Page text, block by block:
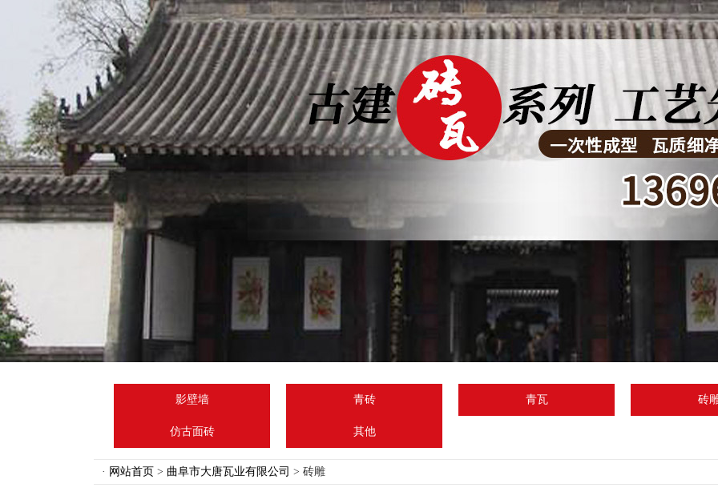
影壁墙 青砖 青瓦 砖
仿古面砖 其他
· 网站首页 > 曲阜市大唐瓦业有限公司 > 砖雕